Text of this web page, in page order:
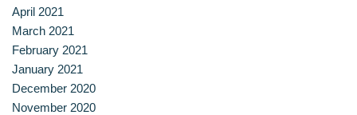
April 2021
March 2021
February 2021
January 2021
December 2020
November 2020